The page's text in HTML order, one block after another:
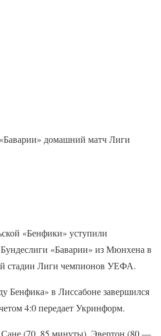
домашний матч Лиги
«Бенфики» уступили
«Баварии» из Мюнхена в
стадии Лиги чемпионов УЕФА.
Бенфика» в Лиссабоне завершился
4:0 передает Укринформ.
Сане (70, 85 минуты), Эвертон (80 —